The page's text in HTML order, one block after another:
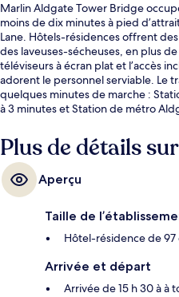
Marlin Aldgate Tower Bridge
moins de dix minutes à pied
Lane. Hôtels-résidences offrent
des laveuses-sécheuses, en plus
téléviseurs à écran plat et l’accès
adorent le personnel serviable. Le
quelques minutes de marche :
à 3 minutes et Station de métro
Plus de détails
Aperçu
Taille de
Hôtel-résidence de 97
Arrivée et départ
Arrivée de 15 h 30 à à